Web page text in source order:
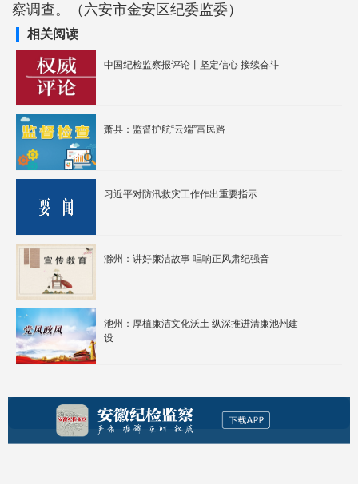
察调查。（六安市金安区纪委监委）
相关阅读
中国纪检监察报评论丨坚定信心 接续奋斗
萧县：监督护航“云端”富民路
习近平对防汛救灾工作作出重要指示
滁州：讲好廉洁故事 唱响正风肃纪强音
池州：厚植廉洁文化沃土 纵深推进清廉池州建
设